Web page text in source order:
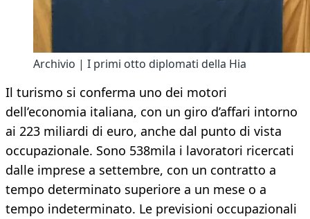
Archivio | I primi otto diplomati della Hia
Il turismo si conferma uno dei motori
dell’economia italiana, con un giro d’affari intorno
ai 223 miliardi di euro, anche dal punto di vista
occupazionale. Sono 538mila i lavoratori ricercati
dalle imprese a settembre, con un contratto a
tempo determinato superiore a un mese o a
tempo indeterminato. Le previsioni occupazionali